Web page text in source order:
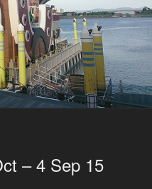
– 4 Sep 15